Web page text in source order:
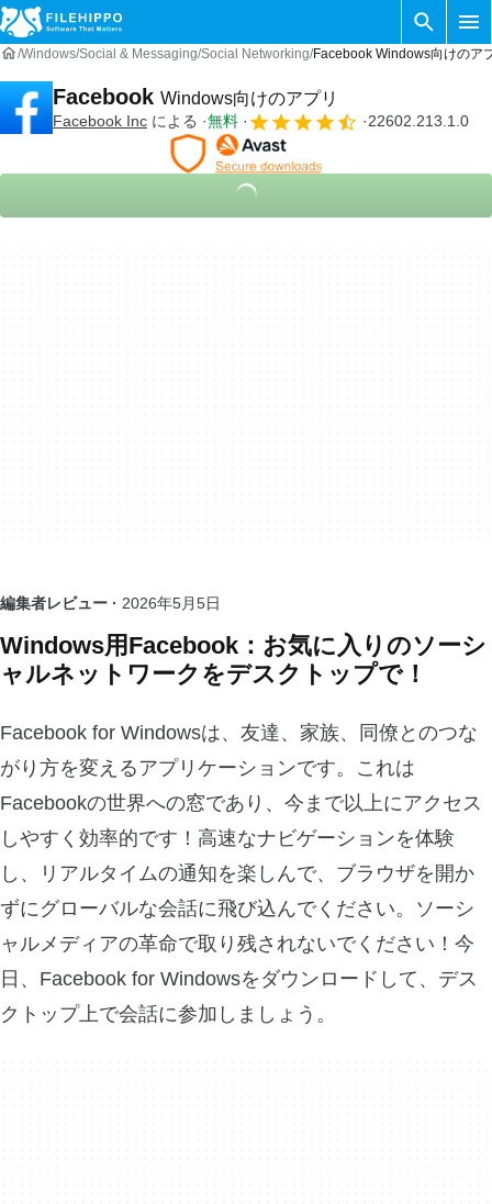
Windows Social & Messaging Social Networking Facebook Windows向けのア
Facebook Windows向けのアプリ
‪Facebook Inc‬ による 無料 22602.213.1.0
編集者レビュー · 2026年5月5日
Windows用Facebook：お気に入りのソーシ
ャルネットワークをデスクトップで！
Facebook for Windowsは、友達、家族、同僚とのつな
がり方を変えるアプリケーションです。これは
Facebookの世界への窓であり、今まで以上にアクセス
しやすく効率的です！高速なナビゲーションを体験
し、リアルタイムの通知を楽しんで、ブラウザを開か
ずにグローバルな会話に飛び込んでください。ソーシ
ャルメディアの革命で取り残されないでください！今
日、Facebook for Windowsをダウンロードして、デス
クトップ上で会話に参加しましょう。